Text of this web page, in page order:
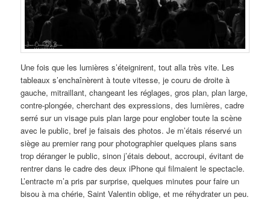
Une fois que les lumières s’éteignirent, tout alla très vite. Les
tableaux s’enchaînèrent à toute vitesse, je couru de droite à
gauche, mitraillant, changeant les réglages, gros plan, plan large,
contre-plongée, cherchant des expressions, des lumières, cadre
serré sur un visage puis plan large pour englober toute la scène
avec le public, bref je faisais des photos. Je m’étais réservé un
siège au premier rang pour photographier quelques plans sans
trop déranger le public, sinon j’étais debout, accroupi, évitant de
rentrer dans le cadre des deux iPhone qui filmaient le spectacle.
L’entracte m’a pris par surprise, quelques minutes pour faire un
bisou à ma chérie, Saint Valentin oblige, et me réhydrater un peu.